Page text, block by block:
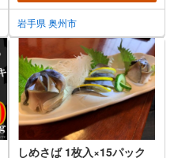
岩手県 奥州市
しめさば 1枚入×15パック